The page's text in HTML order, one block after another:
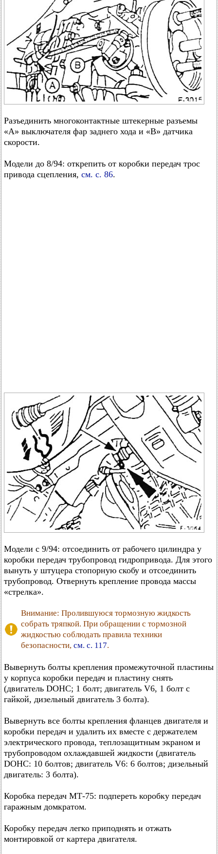
Разъединить многоконтактные штекерные разъемы
«А» выключателя фар заднего хода и «В» датчика
скорости.
Модели до 8/94: открепить от коробки передач трос
привода сцепления, см. с. 86.
Модели с 9/94: отсоединить от рабочего цилиндра у
коробки передач трубопровод гидропривода. Для этого
вынуть у штуцера стопорную скобу и отсоединить
трубопровод. Отвернуть крепление провода массы
«стрелка».
Внимание: Пролившуюся тормозную жидкость
собрать тряпкой. При обращении с тормозной
жидкостью соблюдать правила техники
безопасности, см. с. 117.
Вывернуть болты крепления промежуточной пластины
у корпуса коробки передач и пластину снять
(двигатель DOHC; 1 болт; двигатель V6, 1 болт с
гайкой, дизельный двигатель 3 болта).
Вывернуть все болты крепления фланцев двигателя и
коробки передач и удалить их вместе с держателем
электрического провода, теплозащитным экраном и
трубопроводом охлаждавшей жидкости (двигатель
DOHC: 10 болтов; двигатель V6: 6 болтов; дизельный
двигатель: 3 болта).
Коробка передач МТ-75: подпереть коробку передач
гаражным домкратом.
Коробку передач легко приподнять и отжать
монтировкой от картера двигателя.